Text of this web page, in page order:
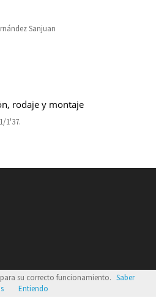
Sanjuan
rodaje y montaje
1'37.
su correcto funcionamiento. Saber
Entiendo